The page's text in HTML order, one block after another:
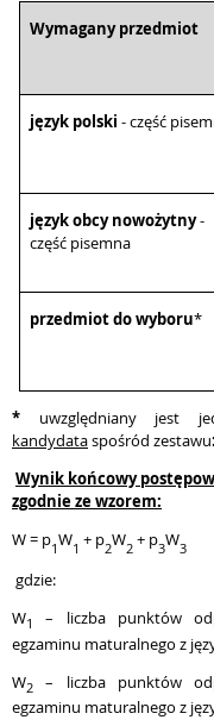
Wymagany przedmiot
język polski - część
język obcy nowożytny-
część pisemna
przedmiot do wyboru*
* uwzględniany jest
kandydataspośród zestawu
Wynik końcowy
zgodnie ze wzorem:
W = p1W1 + p2W2 + p3W3
gdzie:
W1
– liczba punktów
egzaminu maturalnego z
W2 – liczba punktów
egzaminu maturalnego z